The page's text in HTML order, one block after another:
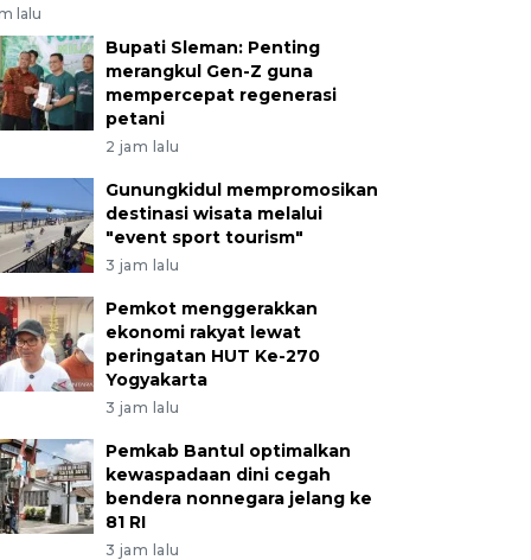
lalu
Bupati Sleman: Penting
merangkul Gen-Z guna
mempercepat regenerasi
petani
2 jam lalu
Gunungkidul mempromosikan
destinasi wisata melalui
"event sport tourism"
3 jam lalu
Pemkot menggerakkan
ekonomi rakyat lewat
peringatan HUT Ke-270
Yogyakarta
3 jam lalu
Pemkab Bantul optimalkan
kewaspadaan dini cegah
bendera nonnegara jelang ke
81 RI
3 jam lalu